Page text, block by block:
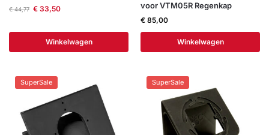
€44,77 €33,50
Winkelwagen
voor VTM05R Regenkap
€ 85,00
Winkelwagen
SuperSale SuperSale